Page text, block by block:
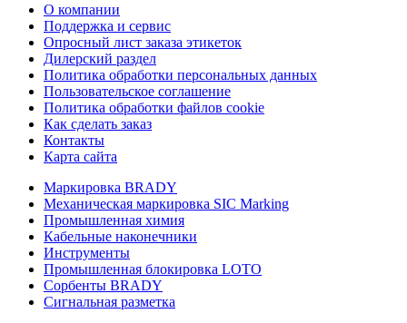
О компании
Поддержка и сервис
Опросный лист заказа этикеток
Дилерский раздел
Политика обработки персональных данных
Пользовательское соглашение
Политика обработки файлов cookie
Как сделать заказ
Контакты
Карта сайта
Маркировка BRADY
Механическая маркировка SIC Marking
Промышленная химия
Кабельные наконечники
Инструменты
Промышленная блокировка LOTO
Сорбенты BRADY
Сигнальная разметка